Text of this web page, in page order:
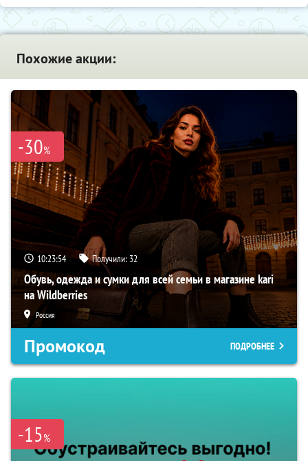
Похожие акции:
-30%
10:23:53 Получили: 32
Обувь, одежда и сумки для всей семьи в магазине kari
на Wildberries
Россия
Промокод ПОДРОБНЕЕ
-15%